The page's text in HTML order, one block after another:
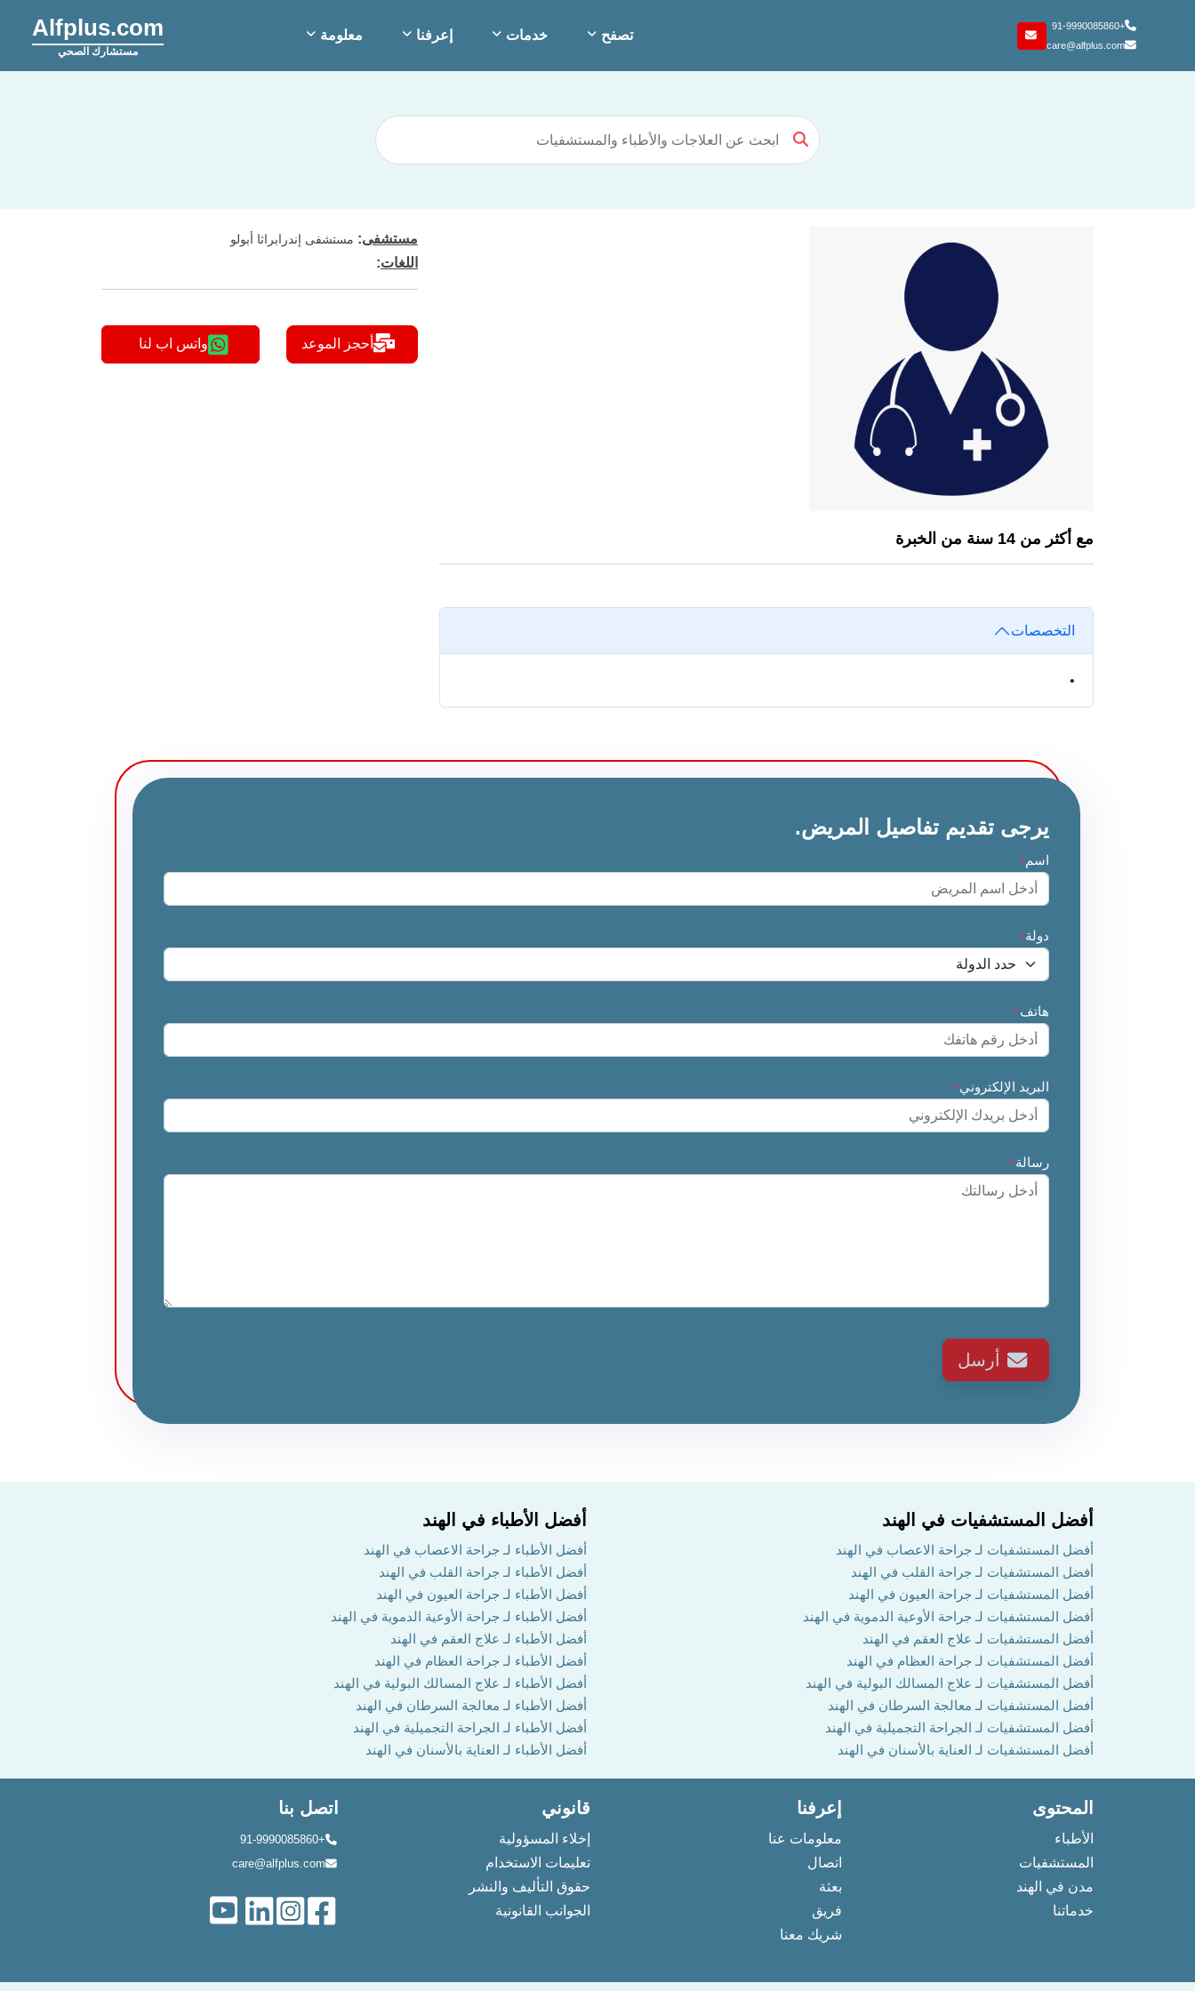
Alfplus.com
مستشارك الصحي
+91-9990085860
care@alfplus.com
تصفح خدمات إعرفنا معلومة
مع أكثر من 14 سنة من الخبرة
التخصصات
•
مستشفى: مستشفى إندرابراثا أبولو
اللغات:
أحجز الموعد واتس اب لنا
يرجى تقديم تفاصيل المريض.
اسم *
دولة*
هاتف*
البريد الإلكتروني*
رسالة*
أرسل
أفضل المستشفيات في الهند
أفضل المستشفيات لـ جراحة الاعصاب في الهند
أفضل المستشفيات لـ جراحة القلب في الهند
أفضل المستشفيات لـ جراحة العيون في الهند
أفضل المستشفيات لـ جراحة الأوعية الدموية في الهند
أفضل المستشفيات لـ علاج العقم في الهند
أفضل المستشفيات لـ جراحة العظام في الهند
أفضل المستشفيات لـ علاج المسالك البولية في الهند
أفضل المستشفيات لـ معالجة السرطان في الهند
أفضل المستشفيات لـ الجراحة التجميلية في الهند
أفضل المستشفيات لـ العناية بالأسنان في الهند
أفضل الأطباء في الهند
أفضل الأطباء لـ جراحة الاعصاب في الهند
أفضل الأطباء لـ جراحة القلب في الهند
أفضل الأطباء لـ جراحة العيون في الهند
أفضل الأطباء لـ جراحة الأوعية الدموية في الهند
أفضل الأطباء لـ علاج العقم في الهند
أفضل الأطباء لـ جراحة العظام في الهند
أفضل الأطباء لـ علاج المسالك البولية في الهند
أفضل الأطباء لـ معالجة السرطان في الهند
أفضل الأطباء لـ الجراحة التجميلية في الهند
أفضل الأطباء لـ العناية بالأسنان في الهند
المحتوى
الأطباء
المستشفيات
مدن في الهند
خدماتنا
إعرفنا
معلومات عنا
اتصال
بعثة
فريق
شريك معنا
قانوني
إخلاء المسؤولية
تعليمات الاستخدام
حقوق التأليف والنشر
الجوانب القانونية
اتصل بنا
+91-9990085860
care@alfplus.com